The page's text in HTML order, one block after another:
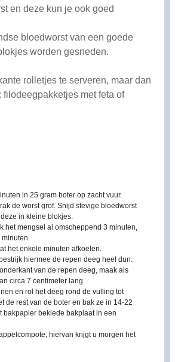
en deze kun je ook goed
bloedworst van een goede
worden gesneden.
rolletjes te serveren, maar dan
met feta of
in 25 gram boter op zacht vuur.
de worst grof. Snijd stevige bloedworst
in kleine blokjes.
het mengsel al omscheppend 3 minuten,
het enkele minuten afkoelen.
hiermee de repen deeg heel dun.
van de repen deeg, maak als
circa 7 centimeter lang.
en rol het deeg rond de vulling tot
de rest van de boter en bak ze in 14-22
bakpapier beklede bakplaat in een
hiervan krijgt u morgen het